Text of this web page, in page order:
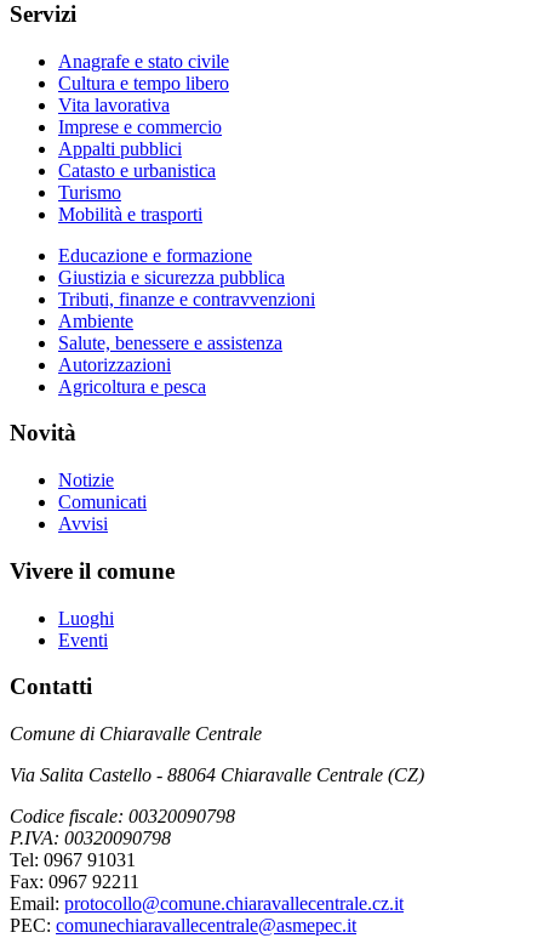
Servizi
Anagrafe e stato civile
Cultura e tempo libero
Vita lavorativa
Imprese e commercio
Appalti pubblici
Catasto e urbanistica
Turismo
Mobilità e trasporti
Educazione e formazione
Giustizia e sicurezza pubblica
Tributi, finanze e contravvenzioni
Ambiente
Salute, benessere e assistenza
Autorizzazioni
Agricoltura e pesca
Novità
Notizie
Comunicati
Avvisi
Vivere il comune
Luoghi
Eventi
Contatti
Comune di Chiaravalle Centrale
Via Salita Castello - 88064 Chiaravalle Centrale (CZ)
Codice fiscale: 00320090798
P.IVA: 00320090798
Tel: 0967 91031
Fax: 0967 92211
Email: protocollo@comune.chiaravallecentrale.cz.it
PEC: comunechiaravallecentrale@asmepec.it